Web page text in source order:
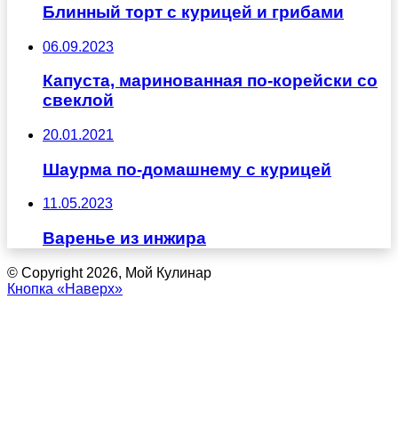
Блинный торт с курицей и грибами
06.09.2023
Капуста, маринованная по-корейски со
свеклой
20.01.2021
Шаурма по-домашнему с курицей
11.05.2023
Варенье из инжира
© Copyright 2026, Мой Кулинар
Кнопка «Наверх»